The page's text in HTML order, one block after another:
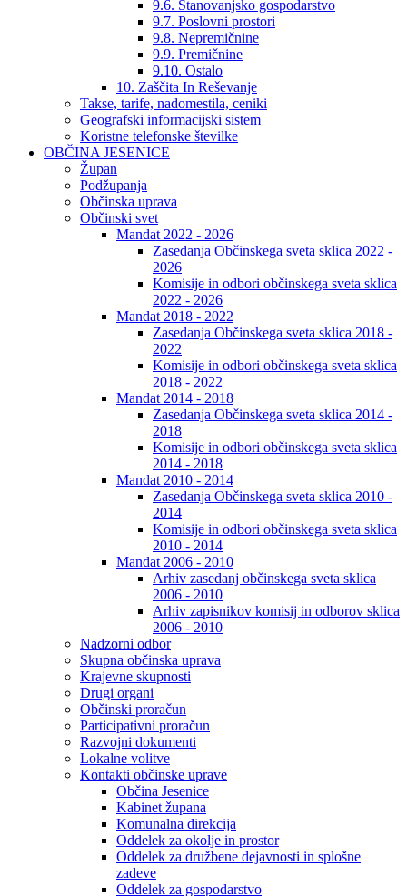
9.6. Stanovanjsko gospodarstvo
9.7. Poslovni prostori
9.8. Nepremičnine
9.9. Premičnine
9.10. Ostalo
10. Zaščita In Reševanje
Takse, tarife, nadomestila, ceniki
Geografski informacijski sistem
Koristne telefonske številke
OBČINA JESENICE
Župan
Podžupanja
Občinska uprava
Občinski svet
Mandat 2022 - 2026
Zasedanja Občinskega sveta sklica 2022 -
2026
Komisije in odbori občinskega sveta sklica
2022 - 2026
Mandat 2018 - 2022
Zasedanja Občinskega sveta sklica 2018 -
2022
Komisije in odbori občinskega sveta sklica
2018 - 2022
Mandat 2014 - 2018
Zasedanja Občinskega sveta sklica 2014 -
2018
Komisije in odbori občinskega sveta sklica
2014 - 2018
Mandat 2010 - 2014
Zasedanja Občinskega sveta sklica 2010 -
2014
Komisije in odbori občinskega sveta sklica
2010 - 2014
Mandat 2006 - 2010
Arhiv zasedanj občinskega sveta sklica
2006 - 2010
Arhiv zapisnikov komisij in odborov sklica
2006 - 2010
Nadzorni odbor
Skupna občinska uprava
Krajevne skupnosti
Drugi organi
Občinski proračun
Participativni proračun
Razvojni dokumenti
Lokalne volitve
Kontakti občinske uprave
Občina Jesenice
Kabinet župana
Komunalna direkcija
Oddelek za okolje in prostor
Oddelek za družbene dejavnosti in splošne
zadeve
Oddelek za gospodarstvo